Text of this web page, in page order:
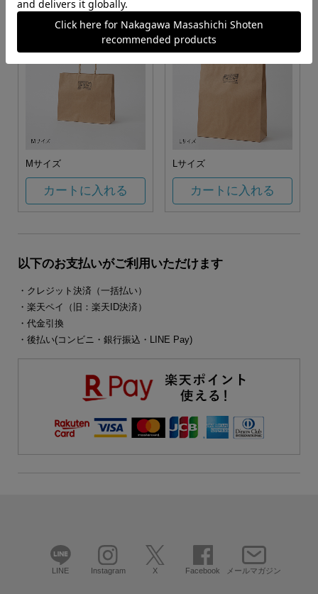
Mサイズ
カートに入れる
Lサイズ
カートに入れる
以下のお支払いがご利用いただけます
・クレジット決済（一括払い）
・楽天ペイ（旧：楽天ID決済）
・代金引換
・後払い(コンビニ・銀行振込・LINE Pay)
LINE Instagram X Facebook メールマガジン